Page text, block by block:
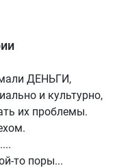
ДЕНЬГИ,
и культурно,
их проблемы.
то поры...